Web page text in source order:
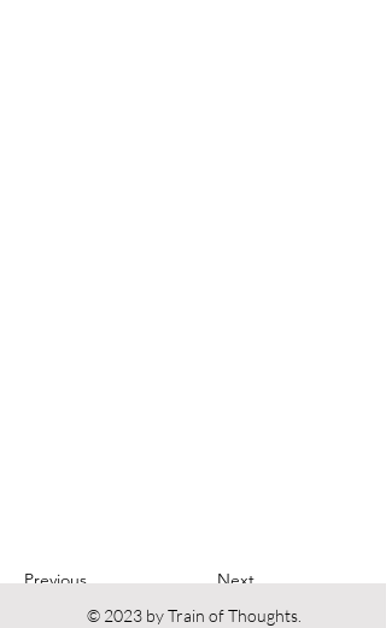
Previous Next
© 2023 by Train of Thoughts.